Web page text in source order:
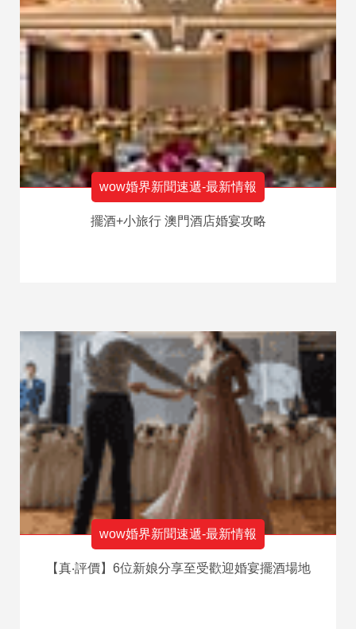
wow婚界新聞速遞-最新情報
擺酒+小旅行 澳門酒店婚宴攻略
wow婚界新聞速遞-最新情報
【真‧評價】6位新娘分享至受歡迎婚宴擺酒場地